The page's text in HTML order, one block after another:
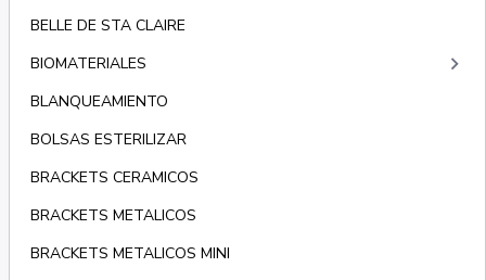
BELLE DE STA CLAIRE
BIOMATERIALES
keyboard_arrow_right
BLANQUEAMIENTO
BOLSAS ESTERILIZAR
BRACKETS CERAMICOS
BRACKETS METALICOS
BRACKETS METALICOS MINI